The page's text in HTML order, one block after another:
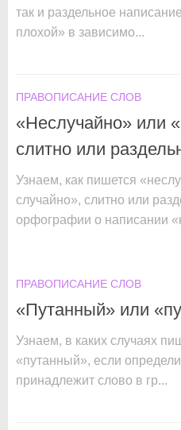
так и раздельное
плохой» в зависимо...
ПРАВОПИСАНИЕ СЛОВ
«Неслучайно» или
слитно или
Узнаем, как пишется
случайно», слитно или
орфографии о написании
ПРАВОПИСАНИЕ СЛОВ
«Путанный» или
Узнаем, в каких случаях
«путанный», если
принадлежит слово в гр...